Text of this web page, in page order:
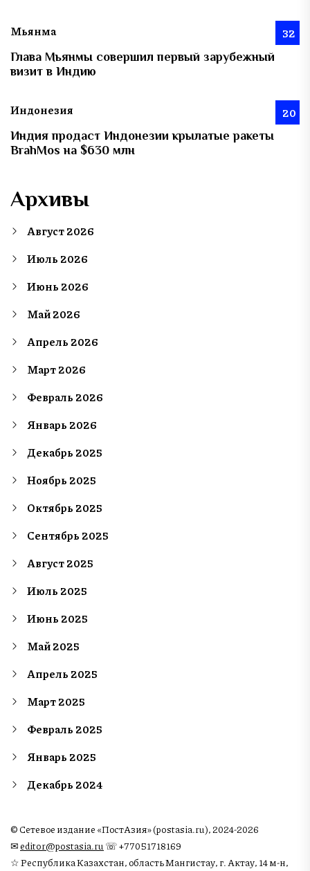
Мьянма 32
Глава Мьянмы совершил первый зарубежный
визит в Индию
Индонезия 20
Индия продаст Индонезии крылатые ракеты
BrahMos на $630 млн
Архивы
Август 2026
Июль 2026
Июнь 2026
Май 2026
Апрель 2026
Март 2026
Февраль 2026
Январь 2026
Декабрь 2025
Ноябрь 2025
Октябрь 2025
Сентябрь 2025
Август 2025
Июль 2025
Июнь 2025
Май 2025
Апрель 2025
Март 2025
Февраль 2025
Январь 2025
Декабрь 2024
© Сетевое издание «ПостАзия» (postasia.ru), 2024-2026
✉︎editor@postasia.ru ☏ +77051718169
☆ Республика Казахстан, область Мангистау, г. Актау, 14 м-н,